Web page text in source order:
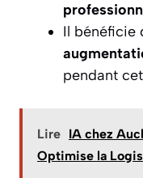
Il bénéficie
pendant
Lire IA chez
Optimise la